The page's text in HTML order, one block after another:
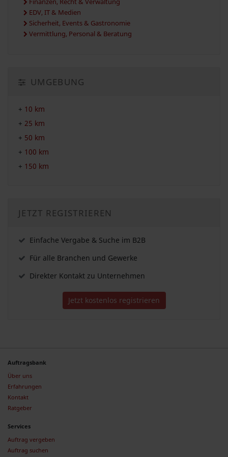
Finanzen, Recht & Verwaltung
EDV, IT & Medien
Sicherheit, Events & Gastronomie
Vermittlung, Personal & Beratung
UMGEBUNG
+ 10 km
+ 25 km
+ 50 km
+ 100 km
+ 150 km
JETZT REGISTRIEREN
Einfache Vergabe & Suche im B2B
Für alle Branchen und Gewerke
Direkter Kontakt zu Unternehmen
Jetzt kostenlos registrieren
Auftragsbank
Über uns
Erfahrungen
Kontakt
Ratgeber
Services
Auftrag vergeben
Auftrag suchen